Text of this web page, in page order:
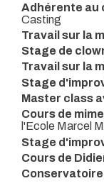
Adhérente au
Casting
Travail sur la
Stage de
Travail sur la
Stage
Master class
Cours de
l'Ecole Marcel
Stage
Cours de
Conservatoire